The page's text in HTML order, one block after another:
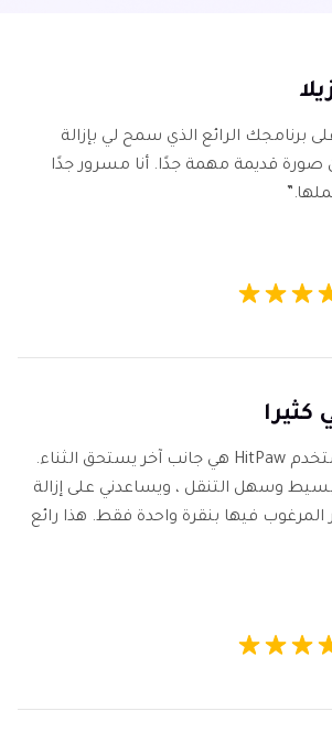
برنامجك الرائع الذي سمح لي بإزالة
صورة قديمة مهمة جدًا. أنا مسرور جدًا
كثيرا
“واجهة مستخدم HitPaw هي جانب آخر يستحق الثناء.
وسهل التنقل ، ويساعدني على إزالة
المرغوب فيها بنقرة واحدة فقط. هذا رائع